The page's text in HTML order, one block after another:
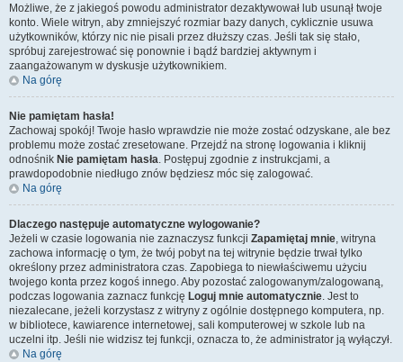
Możliwe, że z jakiegoś powodu administrator dezaktywował lub usunął twoje
konto. Wiele witryn, aby zmniejszyć rozmiar bazy danych, cyklicznie usuwa
użytkowników, którzy nic nie pisali przez dłuższy czas. Jeśli tak się stało,
spróbuj zarejestrować się ponownie i bądź bardziej aktywnym i
zaangażowanym w dyskusje użytkownikiem.
Na górę
Nie pamiętam hasła!
Zachowaj spokój! Twoje hasło wprawdzie nie może zostać odzyskane, ale bez
problemu może zostać zresetowane. Przejdź na stronę logowania i kliknij
odnośnik Nie pamiętam hasła. Postępuj zgodnie z instrukcjami, a
prawdopodobnie niedługo znów będziesz móc się zalogować.
Na górę
Dlaczego następuje automatyczne wylogowanie?
Jeżeli w czasie logowania nie zaznaczysz funkcji Zapamiętaj mnie, witryna
zachowa informację o tym, że twój pobyt na tej witrynie będzie trwał tylko
określony przez administratora czas. Zapobiega to niewłaściwemu użyciu
twojego konta przez kogoś innego. Aby pozostać zalogowanym/zalogowaną,
podczas logowania zaznacz funkcję Loguj mnie automatycznie. Jest to
niezalecane, jeżeli korzystasz z witryny z ogólnie dostępnego komputera, np.
w bibliotece, kawiarence internetowej, sali komputerowej w szkole lub na
uczelni itp. Jeśli nie widzisz tej funkcji, oznacza to, że administrator ją wyłączył.
Na górę